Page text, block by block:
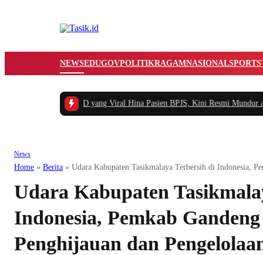
NEWSEDUGOVPOLITIKRAGAMNASIONALSPORTS
Pegawai RSUD yang Viral Hina Pasien BPJS, Kini Resmi Mundur
News
Home » Berita » Udara Kabupaten Tasikmalaya Terbersih di Indonesia,
Udara Kabupaten
Indonesia, Pemkab
Penghijauan dan